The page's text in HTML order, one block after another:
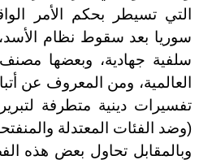
التي تسيطر بحكم الأمر
سوريا بعد سقوط نظام
سلفية جهادية، وبعضها
العالمية، ومن المعروف عن
تفسيرات دينية متطرفة
(وضد الفئات المعتدلة
وبالمقابل تحاول بعض هذه